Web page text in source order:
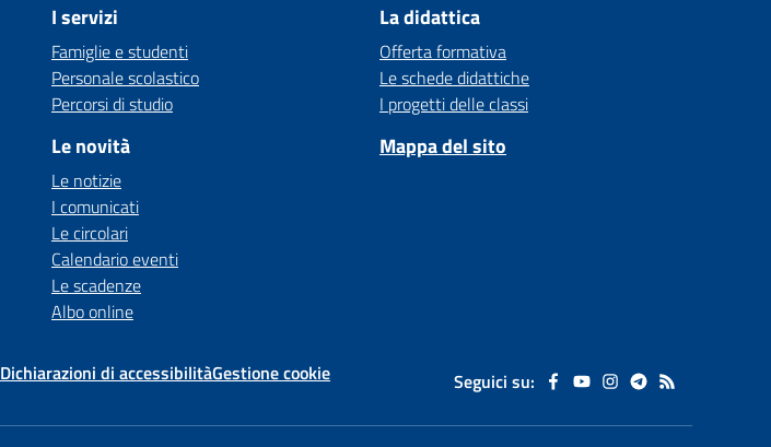
I servizi
Famiglie e studenti
Personale scolastico
Percorsi di studio
Le novità
Le notizie
I comunicati
Le circolari
Calendario eventi
Le scadenze
Albo online
La didattica
Offerta formativa
Le schede didattiche
I progetti delle classi
Mappa del sito
Dichiarazioni di accessibilitàGestione cookie Seguici su: